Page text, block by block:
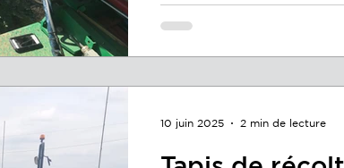
fragiles comme la
technique. Cependant,
adapter votre
10 juin 2025 2 min de lecture